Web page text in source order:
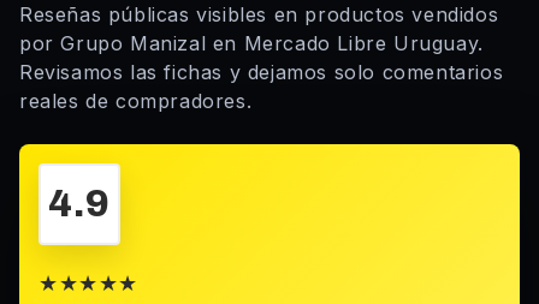
Reseñas públicas visibles en productos vendidos
por Grupo Manizal en Mercado Libre Uruguay.
Revisamos las fichas y dejamos solo comentarios
reales de compradores.
4.9
★★★★★